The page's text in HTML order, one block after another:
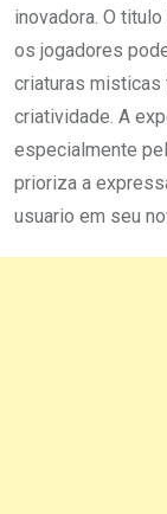
inovadora. O
os jogadores
criaturas misticas
criatividade. A
especialmente
prioriza a
usuario em seu